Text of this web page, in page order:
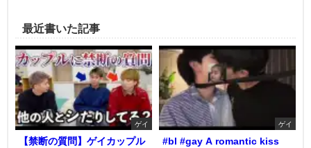
最近書いた記事
ゲイ
【禁断の質問】ゲイカップル
ゲイ
#bl #gay A romantic kiss